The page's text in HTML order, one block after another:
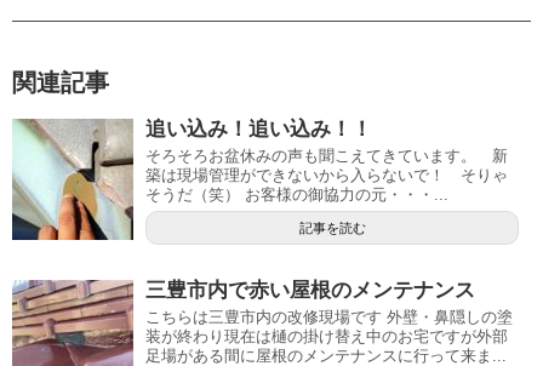
関連記事
追い込み！追い込み！！
そろそろお盆休みの声も聞こえてきています。 新
築は現場管理ができないから入らないで！ そりゃ
そうだ（笑） お客様の御協力の元・・・...
記事を読む
三豊市内で赤い屋根のメンテナンス
こちらは三豊市内の改修現場です 外壁・鼻隠しの塗
装が終わり現在は樋の掛け替え中のお宅ですが外部
足場がある間に屋根のメンテナンスに行って来ま...